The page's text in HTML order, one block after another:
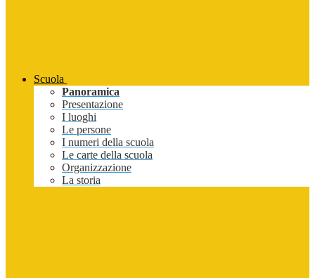
Scuola
Panoramica
Presentazione
I luoghi
Le persone
I numeri della scuola
Le carte della scuola
Organizzazione
La storia